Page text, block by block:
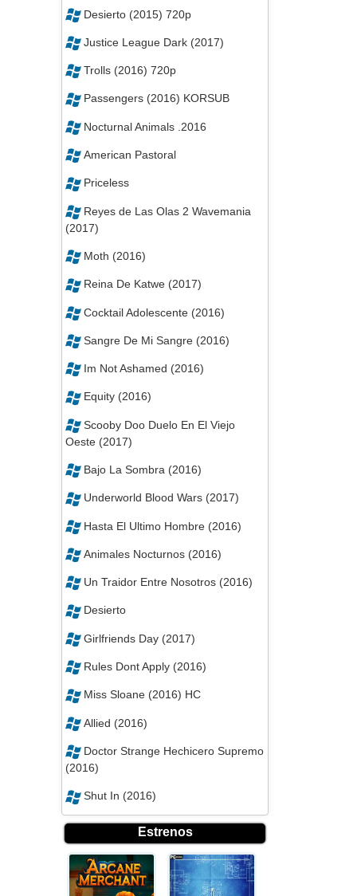
Desierto (2015) 720p
Justice League Dark (2017)
Trolls (2016) 720p
Passengers (2016) KORSUB
Nocturnal Animals .2016
American Pastoral
Priceless
Reyes de Las Olas 2 Wavemania
(2017)
Moth (2016)
Reina De Katwe (2017)
Cocktail Adolescente (2016)
Sangre De Mi Sangre (2016)
Im Not Ashamed (2016)
Equity (2016)
Scooby Doo Duelo En El Viejo
Oeste (2017)
Bajo La Sombra (2016)
Underworld Blood Wars (2017)
Hasta El Ultimo Hombre (2016)
Animales Nocturnos (2016)
Un Traidor Entre Nosotros (2016)
Desierto
Girlfriends Day (2017)
Rules Dont Apply (2016)
Miss Sloane (2016) HC
Allied (2016)
Doctor Strange Hechicero Supremo
(2016)
Shut In (2016)
Estrenos